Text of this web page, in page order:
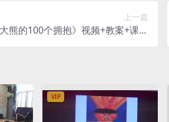
上一篇
熊的100个拥抱》视频+教案+课件
VIP